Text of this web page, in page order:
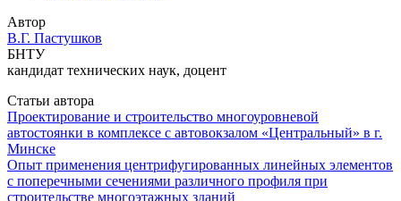
Автор
В.Г. Пастушков
БНТУ
кандидат технических наук, доцент
Статьи автора
Проектирование и строительство многоуровневой
автостоянки в комплексе с автовокзалом «Центральный» в г.
Минске
Опыт применения центрифугированных линейных элементов
с поперечными сечениями различного профиля при
строительстве многоэтажных зданий